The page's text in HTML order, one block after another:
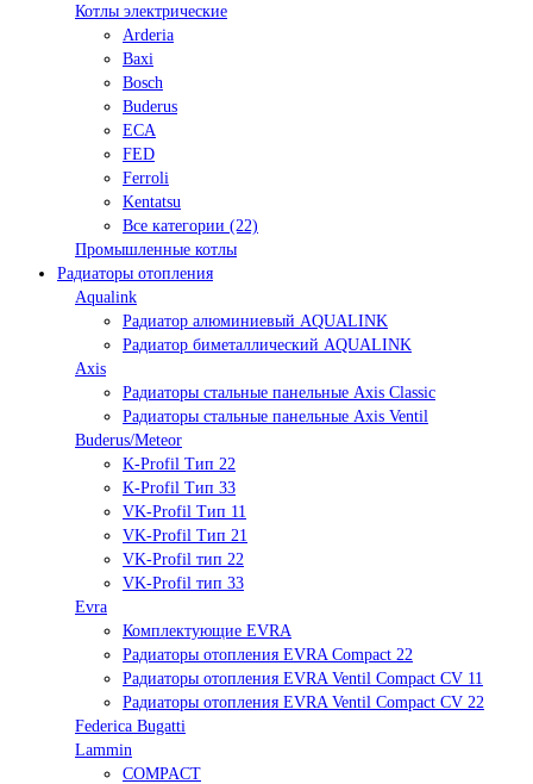
Котлы электрические
Arderia
Baxi
Bosch
Buderus
ECA
FED
Ferroli
Kentatsu
Все категории (22)
Промышленные котлы
Радиаторы отопления
Aqualink
Радиатор алюминиевый AQUALINK
Радиатор биметаллический AQUALINK
Axis
Радиаторы стальные панельные Axis Classic
Радиаторы стальные панельные Axis Ventil
Buderus/Meteor
K-Profil Тип 22
K-Profil Тип 33
VK-Profil Тип 11
VK-Profil Тип 21
VK-Profil тип 22
VK-Profil тип 33
Evra
Комплектующие EVRA
Радиаторы отопления EVRA Compact 22
Радиаторы отопления EVRA Ventil Compact CV 11
Радиаторы отопления EVRA Ventil Compact CV 22
Federica Bugatti
Lammin
COMPACT